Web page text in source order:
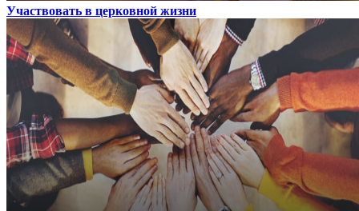
Участвовать в церковной жизни